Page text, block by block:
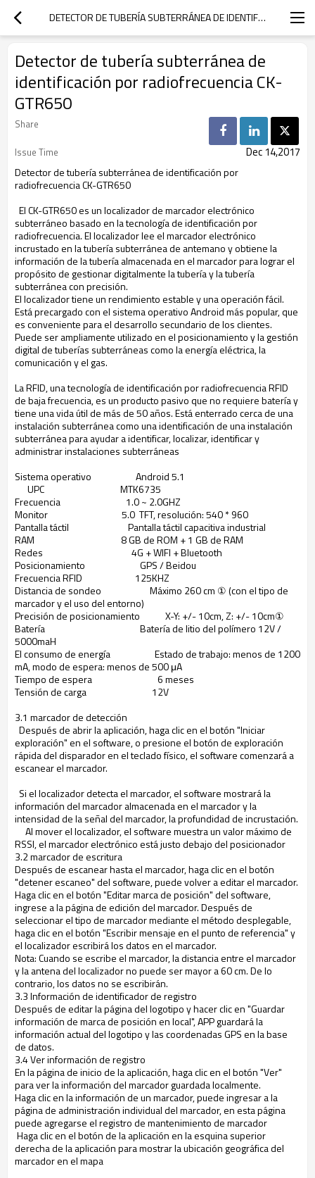
DETECTOR DE TUBERÍA SUBTERRÁNEA DE IDENTIFICACIÓN POR RADIOFRECUENCIA CK-GTR650
Detector de tubería subterránea de
identificación por radiofrecuencia CK-
GTR650
Share
Issue Time
Dec 14,2017
Detector de tubería subterránea de identificación por
radiofrecuencia CK-GTR650
El CK-GTR650 es un localizador de marcador electrónico
subterráneo basado en la tecnología de identificación por
radiofrecuencia. El localizador lee el marcador electrónico
incrustado en la tubería subterránea de antemano y obtiene la
información de la tubería almacenada en el marcador para lograr el
propósito de gestionar digitalmente la tubería y la tubería
subterránea con precisión.
El localizador tiene un rendimiento estable y una operación fácil.
Está precargado con el sistema operativo Android más popular, que
es conveniente para el desarrollo secundario de los clientes.
Puede ser ampliamente utilizado en el posicionamiento y la gestión
digital de tuberías subterráneas como la energía eléctrica, la
comunicación y el gas.
La RFID, una tecnología de identificación por radiofrecuencia RFID
de baja frecuencia, es un producto pasivo que no requiere batería y
tiene una vida útil de más de 50 años. Está enterrado cerca de una
instalación subterránea como una identificación de una instalación
subterránea para ayudar a identificar, localizar, identificar y
administrar instalaciones subterráneas
Sistema operativo Android 5.1
UPC MTK6735
Frecuencia 1.0 ~ 2.0GHZ
Monitor 5.0 TFT, resolución: 540 * 960
Pantalla táctil Pantalla táctil capacitiva industrial
RAM 8 GB de ROM + 1 GB de RAM
Redes 4G + WIFI + Bluetooth
Posicionamiento GPS / Beidou
Frecuencia RFID 125KHZ
Distancia de sondeo Máximo 260 cm ① (con el tipo de
marcador y el uso del entorno)
Precisión de posicionamiento X-Y: +/- 10cm, Z: +/- 10cm①
Batería Batería de litio del polímero 12V /
5000maH
El consumo de energía Estado de trabajo: menos de 1200
mA, modo de espera: menos de 500 μA
Tiempo de espera 6 meses
Tensión de carga 12V
3.1 marcador de detección
Después de abrir la aplicación, haga clic en el botón "Iniciar
exploración" en el software, o presione el botón de exploración
rápida del disparador en el teclado físico, el software comenzará a
escanear el marcador.
Si el localizador detecta el marcador, el software mostrará la
información del marcador almacenada en el marcador y la
intensidad de la señal del marcador, la profundidad de incrustación.
Al mover el localizador, el software muestra un valor máximo de
RSSI, el marcador electrónico está justo debajo del posicionador
3.2 marcador de escritura
Después de escanear hasta el marcador, haga clic en el botón
"detener escaneo" del software, puede volver a editar el marcador.
Haga clic en el botón "Editar marca de posición" del software,
ingrese a la página de edición del marcador. Después de
seleccionar el tipo de marcador mediante el método desplegable,
haga clic en el botón "Escribir mensaje en el punto de referencia" y
el localizador escribirá los datos en el marcador.
Nota: Cuando se escribe el marcador, la distancia entre el marcador
y la antena del localizador no puede ser mayor a 60 cm. De lo
contrario, los datos no se escribirán.
3.3 Información de identificador de registro
Después de editar la página del logotipo y hacer clic en "Guardar
información de marca de posición en local", APP guardará la
información actual del logotipo y las coordenadas GPS en la base
de datos.
3.4 Ver información de registro
En la página de inicio de la aplicación, haga clic en el botón "Ver"
para ver la información del marcador guardada localmente.
Haga clic en la información de un marcador, puede ingresar a la
página de administración individual del marcador, en esta página
puede agregarse el registro de mantenimiento de marcador
Haga clic en el botón de la aplicación en la esquina superior
derecha de la aplicación para mostrar la ubicación geográfica del
marcador en el mapa